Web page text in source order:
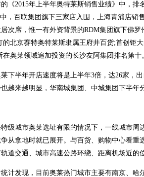
2015年上半年奥特莱斯销售业绩》中，排
，百联集团旗下三家店入围，上海青浦店销
次席，惟一有外资背景的RDM集团旗下佛罗
的北京赛特奥特莱斯隶属王府井百货;首创钜
在奥莱领域追加投资的长沙友阿集团排名第十
半年开店速度将是上半年3倍，达26家，出
越来越明显，华南城集团、中城集团下半年
城市奥莱选址有限的情况下，一线城市周
从拿地时就已展开。与百货、购物中心看重
道交通、城市高速公路环绕、距离机场近的
发现，目前奥莱热门城市主要有南京、哈